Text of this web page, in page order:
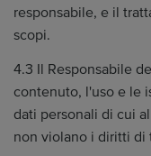
responsabile, e il
scopi.
4.3 Il Responsabile
contenuto, l'uso e le
dati personali di cui
non violano i diritti di